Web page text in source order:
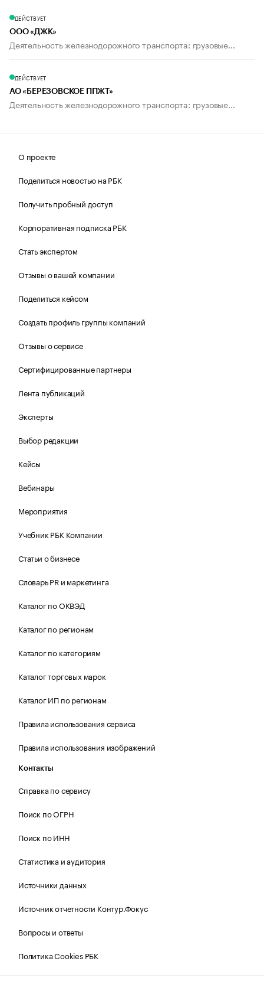
ДЕЙСТВУЕТ
ООО «ДЖК»
Деятельность железнодорожного транспорта: грузовые...
ДЕЙСТВУЕТ
АО «БЕРЕЗОВСКОЕ ППЖТ»
Деятельность железнодорожного транспорта: грузовые...
О проекте
Поделиться новостью на РБК
Получить пробный доступ
Корпоративная подписка РБК
Стать экспертом
Отзывы о вашей компании
Поделиться кейсом
Создать профиль группы компаний
Отзывы о сервисе
Сертифицированные партнеры
Лента публикаций
Эксперты
Выбор редакции
Кейсы
Вебинары
Мероприятия
Учебник РБК Компании
Статьи о бизнесе
Словарь PR и маркетинга
Каталог по ОКВЭД
Каталог по регионам
Каталог по категориям
Каталог торговых марок
Каталог ИП по регионам
Правила использования сервиса
Правила использования изображений
Контакты
Справка по сервису
Поиск по ОГРН
Поиск по ИНН
Статистика и аудитория
Источники данных
Источник отчетности Контур.Фокус
Вопросы и ответы
Политика Cookies РБК